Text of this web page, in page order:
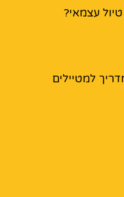
עצמאי?
למטיילים